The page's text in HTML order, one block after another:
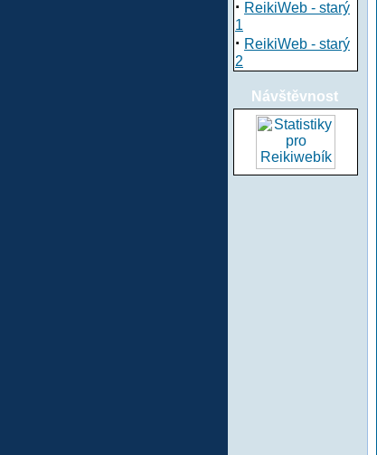
· ReikiWeb - starý
1
· ReikiWeb - starý
2
Návštěvnost